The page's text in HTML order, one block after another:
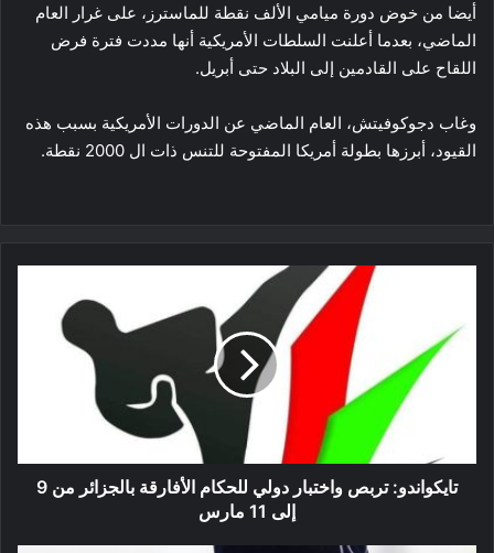
أيضا من خوض دورة ميامي الألف نقطة للماسترز، على غرار العام
الماضي، بعدما أعلنت السلطات الأمريكية أنها مددت فترة فرض
اللقاح على القادمين إلى البلاد حتى أبريل.
وغاب دجوكوفيتش، العام الماضي عن الدورات الأمريكية بسبب هذه
القيود، أبرزها بطولة أمريكا المفتوحة للتنس ذات ال 2000 نقطة.
دولي
9
إلى
تايكواندو: تربص واختبار دولي للحكام الأفارقة بالجزائر من 9
إلى 11 مارس